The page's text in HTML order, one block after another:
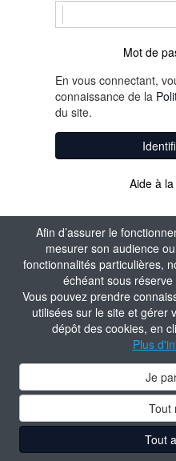
Afin d’assurer le
mesurer son audience
fonctionnalités particulières,
échéant sous
Vous pouvez prendre
utilisées sur le site et gérer
dépôt des cookies, en
Plus
Je
Tout
Tout
Mot de
En vous connectant,
connaissance de la
du site.
Aide à